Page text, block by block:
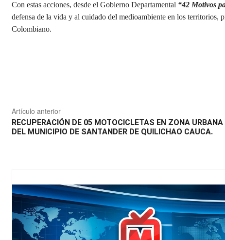
Con estas acciones, desde el Gobierno Departamental “42 Motivos
defensa de la vida y al cuidado del medioambiente en los territorios,
Colombiano.
Artículo anterior
RECUPERACIÓN DE 05 MOTOCICLETAS EN ZONA URBANA
DEL MUNICIPIO DE SANTANDER DE QUILICHAO CAUCA.